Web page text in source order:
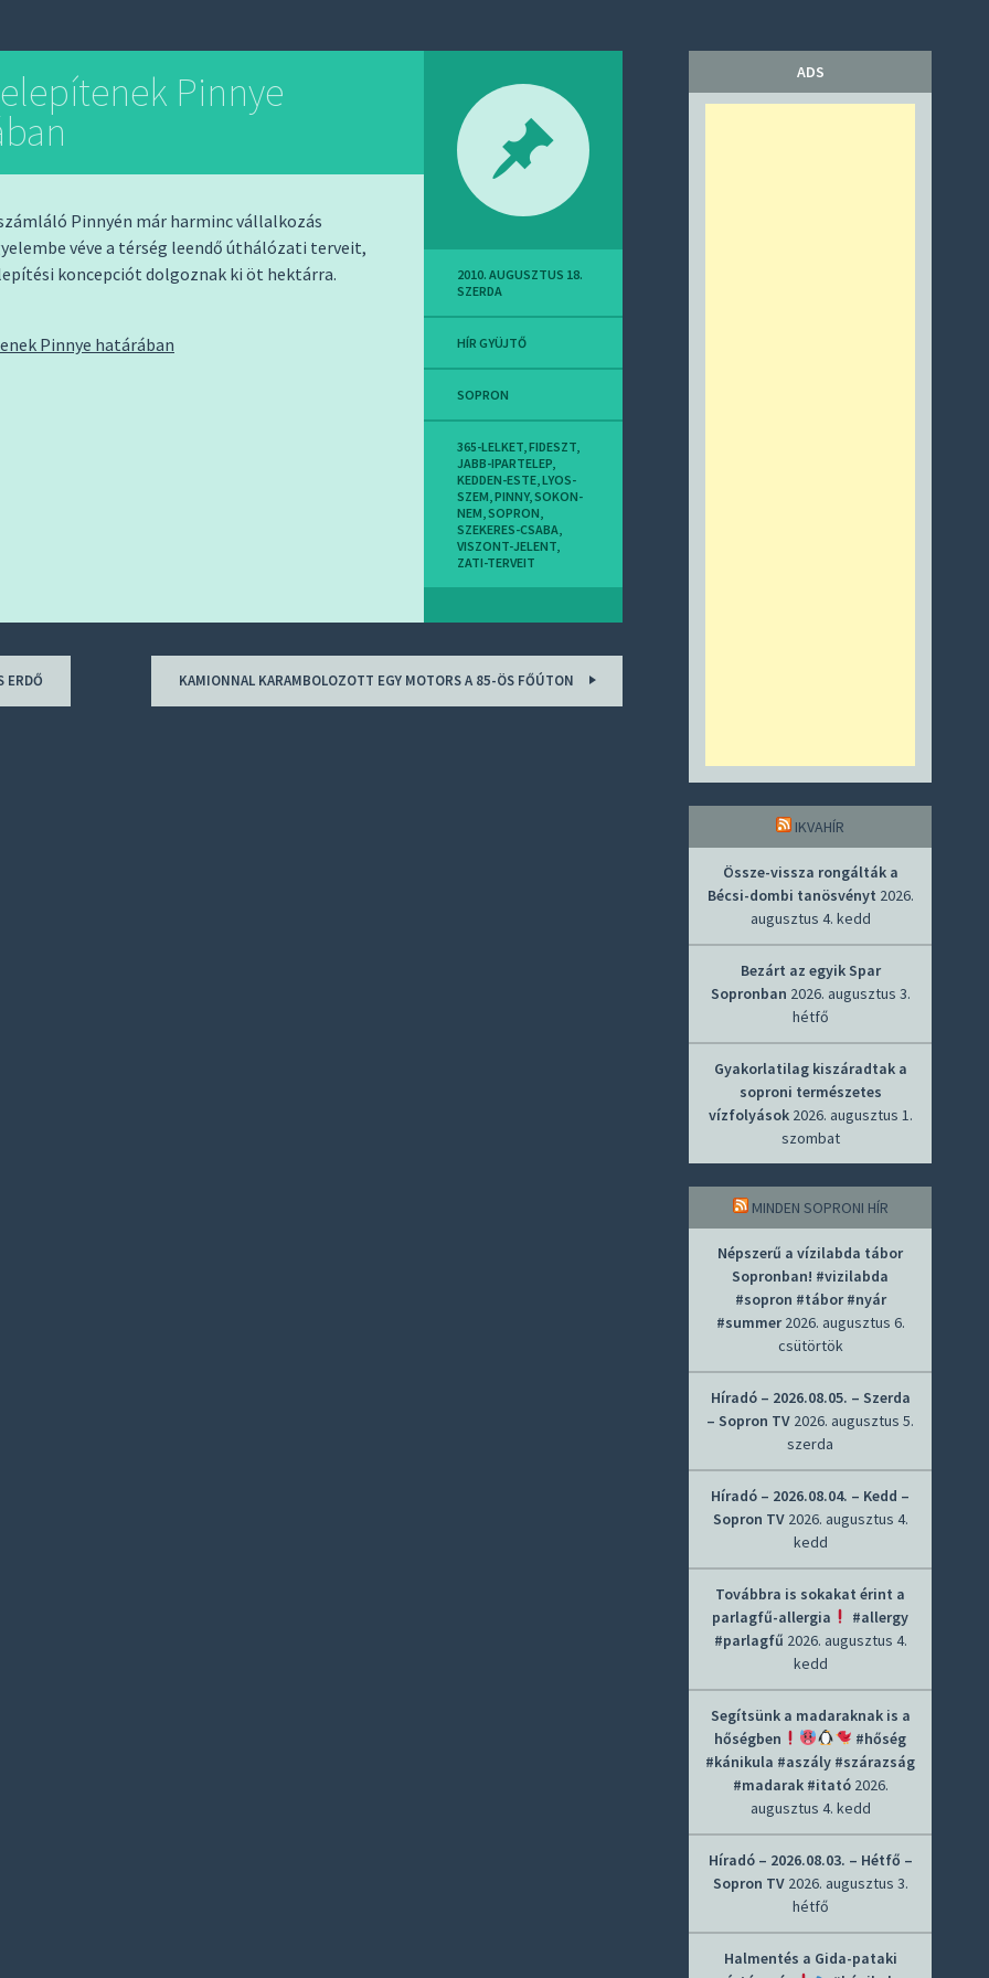
Pinnye
Pinnyén már harminc vállalkozás
véve a térség leendő úthálózati terveit,
koncepciót dolgoznak ki öt hektárra.
Pinnye határában
2010. AUGUSZTUS 18.
SZERDA
HÍR GYÜJTŐ
SOPRON
365-LELKET,FIDESZT,
JABB-IPARTELEP,
KEDDEN-ESTE,LYOS-
SZEM,PINNY,SOKON-
NEM,SOPRON,
SZEKERES-CSABA,
VISZONT-JELENT,
ZATI-TERVEIT
ERDŐ KAMIONNAL KARAMBOLOZOTT EGY MOTORS A 85-ÖS FŐÚTON
ADS
IKVAHÍR
Össze-vissza rongálták a
Bécsi-dombi tanösvényt 2026.
augusztus 4. kedd
Bezárt az egyik Spar
Sopronban 2026. augusztus 3.
hétfő
Gyakorlatilag kiszáradtak a
soproni természetes
vízfolyások 2026. augusztus 1.
szombat
MINDEN SOPRONI HÍR
Népszerű a vízilabda tábor
Sopronban! #vizilabda
#sopron #tábor #nyár
#summer 2026. augusztus 6.
csütörtök
Híradó – 2026.08.05. – Szerda
– Sopron TV 2026. augusztus 5.
szerda
Híradó – 2026.08.04. – Kedd –
Sopron TV 2026. augusztus 4.
kedd
Továbbra is sokakat érint a
parlagfű-allergia
#allergy
#parlagfű 2026. augusztus 4.
kedd
Segítsünk a madaraknak is a
hőségben
#hőség
#kánikula #aszály #szárazság
#madarak #itató 2026.
augusztus 4. kedd
Híradó – 2026.08.03. – Hétfő –
Sopron TV 2026. augusztus 3.
hétfő
Halmentés a Gida-pataki